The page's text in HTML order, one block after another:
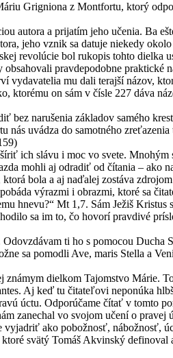
Grigniona z Montfortu, ktorý
autora a prijatím jeho učenia. Ba
jeho vznik sa datuje niekedy
revolúcie bol rukopis tohto dielka
pravdepodobne praktické
vydavatelia mu dali terajší názov,
on sám v čísle 227 dáva
narušenia základov samého
uvádza do samotného
ich slávu i moc vo svete.
mohli aj odradiť od čítania – ako
bola a aj naďalej zostáva
výrazmi i obrazmi, ktoré sa
hnevu?“ Mt 1,7. Sám Ježiš
sa im to, čo hovorí pravdivé
ti ho s pomocou Ducha
sa pomodli Ave, maris Stella a
dielkom Tajomstvo Márie.
Aj keď tu čitateľovi neponúka
úctu. Odporúčame čítať v tomto
zanechal vo svojom učení o
ako pobožnosť, nábožnosť,
svätý Tomáš Akvinský